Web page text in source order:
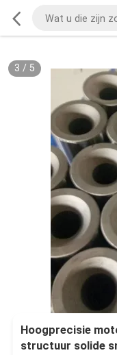
3 / 5
Hoogprecisie
structuur solide